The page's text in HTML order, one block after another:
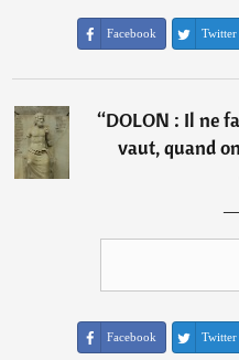
Facebook Twitter
“DOLON : Il ne
vaut, quand
Facebook Twitter